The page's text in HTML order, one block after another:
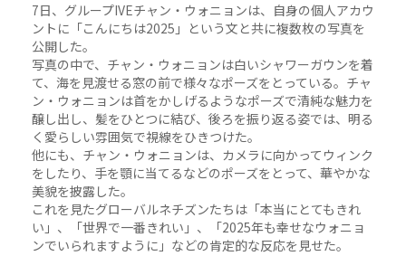
7日、グループIVEチャン・ウォニョンは、自身の個人アカウ
ントに「こんにちは2025」という文と共に複数枚の写真を
公開した。
写真の中で、チャン・ウォニョンは白いシャワーガウンを着
て、海を見渡せる窓の前で様々なポーズをとっている。チャ
ン・ウォニョンは首をかしげるようなポーズで清純な魅力を
醸し出し、髪をひとつに結び、後ろを振り返る姿では、明る
く愛らしい雰囲気で視線をひきつけた。
他にも、チャン・ウォニョンは、カメラに向かってウィンク
をしたり、手を顎に当てるなどのポーズをとって、華やかな
美貌を披露した。
これを見たグローバルネチズンたちは「本当にとてもきれ
い」、「世界で一番きれい」、「2025年も幸せなウォニョ
ンでいられますように」などの肯定的な反応を見せた。